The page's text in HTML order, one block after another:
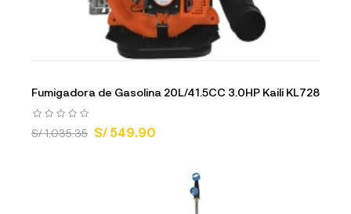
Fumigadora de Gasolina 20L/41.5CC 3.0HP Kaili KL728
S/ 1,035.35 S/ 549.90